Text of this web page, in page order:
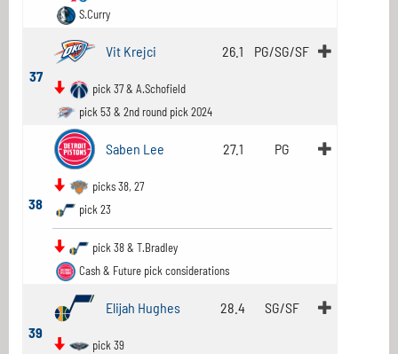
S.Curry
37
Vit Krejci 26.1 PG/SG/SF
pick 37 & A.Schofield
pick 53 & 2nd round pick 2024
38
Saben Lee 27.1 PG
picks 38, 27
pick 23
pick 38 & T.Bradley
Cash & Future pick considerations
39
Elijah Hughes 28.4 SG/SF
pick 39